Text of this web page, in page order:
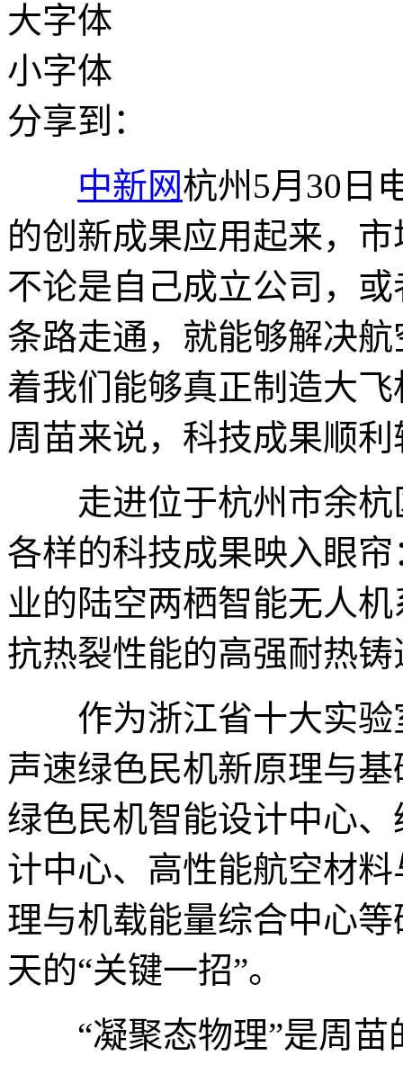
大字体
小字体
分享到：
中新网杭州5月30日
的创新成果应用起来，
不论是自己成立公司，
条路走通，就能够解决
着我们能够真正制造大
周苗来说，科技成果顺
走进位于杭州市余杭
各样的科技成果映入眼
业的陆空两栖智能无人
抗热裂性能的高强耐热
作为浙江省十大实验
声速绿色民机新原理与
绿色民机智能设计中心
计中心、高性能航空材
理与机载能量综合中心
天的“关键一招”。
“凝聚态物理”是周苗